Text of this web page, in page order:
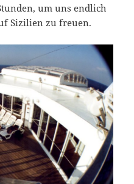
um uns endlich
Sizilien zu freuen.